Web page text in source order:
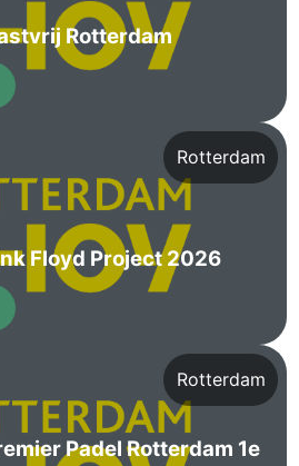
Rotterdam
Rotterdam
Floyd Project 2026
Rotterdam
Padel Rotterdam 1e